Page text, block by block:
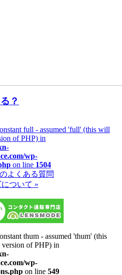
？
full - assumed 'full' (this will
of PHP) in
wp-
on line 1504
よくある質問
ついて »
thum - assumed 'thum' (this
of PHP) in
wp-
on line 549